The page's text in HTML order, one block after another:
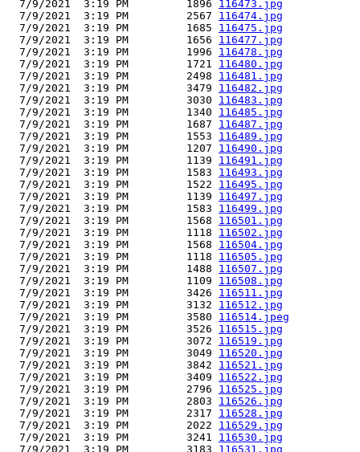
  7/9/2021  3:19 PM         1896
116473.jpg
  7/9/2021  3:19 PM         2567
116474.jpg
  7/9/2021  3:19 PM         1685
116475.jpg
  7/9/2021  3:19 PM         1656
116477.jpg
  7/9/2021  3:19 PM         1996
116478.jpg
  7/9/2021  3:19 PM         1721
116480.jpg
  7/9/2021  3:19 PM         2498
116481.jpg
  7/9/2021  3:19 PM         3479
116482.jpg
  7/9/2021  3:19 PM         3030
116483.jpg
  7/9/2021  3:19 PM         1340
116485.jpg
  7/9/2021  3:19 PM         1687
116487.jpg
  7/9/2021  3:19 PM         1553
116489.jpg
  7/9/2021  3:19 PM         1207
116490.jpg
  7/9/2021  3:19 PM         1139
116491.jpg
  7/9/2021  3:19 PM         1583
116493.jpg
  7/9/2021  3:19 PM         1522
116495.jpg
  7/9/2021  3:19 PM         1139
116497.jpg
  7/9/2021  3:19 PM         1583
116499.jpg
  7/9/2021  3:19 PM         1568
116501.jpg
  7/9/2021  3:19 PM         1118
116502.jpg
  7/9/2021  3:19 PM         1568
116504.jpg
  7/9/2021  3:19 PM         1118
116505.jpg
  7/9/2021  3:19 PM         1488
116507.jpg
  7/9/2021  3:19 PM         1109
116508.jpg
  7/9/2021  3:19 PM         3426
116511.jpg
  7/9/2021  3:19 PM         3132
116512.jpg
  7/9/2021  3:19 PM         3580
116514.jpeg
  7/9/2021  3:19 PM         3526
116515.jpg
  7/9/2021  3:19 PM         3072
116519.jpg
  7/9/2021  3:19 PM         3049
116520.jpg
  7/9/2021  3:19 PM         3842
116521.jpg
  7/9/2021  3:19 PM         3409
116522.jpg
  7/9/2021  3:19 PM         2796
116525.jpg
  7/9/2021  3:19 PM         2803
116526.jpg
  7/9/2021  3:19 PM         2317
116528.jpg
  7/9/2021  3:19 PM         2022
116529.jpg
  7/9/2021  3:19 PM         3241
116530.jpg
  7/9/2021  3:19 PM         3183
116531.jpg